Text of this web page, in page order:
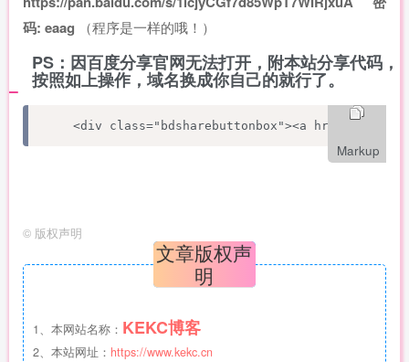
码: eaag （程序是一样的哦！）
PS：因百度分享官网无法打开，附本站分享代码，
按照如上操作，域名换成你自己的就行了。
Markup
<div class="bdsharebuttonbox"><a href="#"
© 版权声明
文章版权声
明
1、本网站名称： KEKC博客
2、本站网址： https://www.kekc.cn